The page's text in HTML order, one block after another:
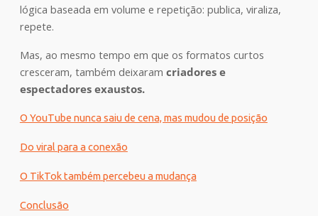
lógica baseada em volume e repetição: publica, viraliza,
repete.
Mas, ao mesmo tempo em que os formatos curtos
cresceram, também deixaram criadores e
espectadores exaustos.
O YouTube nunca saiu de cena, mas mudou de posição
Do viral para a conexão
O TikTok também percebeu a mudança
Conclusão